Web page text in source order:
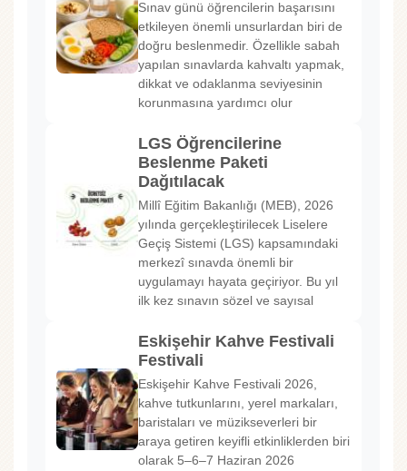
Sınav günü öğrencilerin başarısını
etkileyen önemli unsurlardan biri de
doğru beslenmedir. Özellikle sabah
yapılan sınavlarda kahvaltı yapmak,
dikkat ve odaklanma seviyesinin
korunmasına yardımcı olur
LGS Öğrencilerine
Beslenme Paketi
Dağıtılacak
Millî Eğitim Bakanlığı (MEB), 2026
yılında gerçekleştirilecek Liselere
Geçiş Sistemi (LGS) kapsamındaki
merkezî sınavda önemli bir
uygulamayı hayata geçiriyor. Bu yıl
ilk kez sınavın sözel ve sayısal
Eskişehir Kahve Festivali
Festivali
Eskişehir Kahve Festivali 2026,
kahve tutkunlarını, yerel markaları,
baristaları ve müzikseverleri bir
araya getiren keyifli etkinliklerden biri
olarak 5–6–7 Haziran 2026